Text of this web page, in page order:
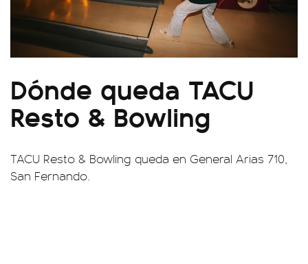
Dónde queda TACU
Resto & Bowling
TACU Resto & Bowling queda en General Arias 710,
San Fernando.